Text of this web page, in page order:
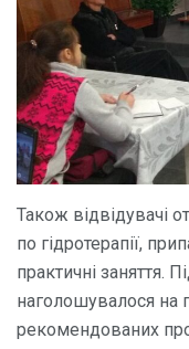
Також відвідувачі
по гідротерапії,
практичні заняття.
наголошувалося на
рекомендованих